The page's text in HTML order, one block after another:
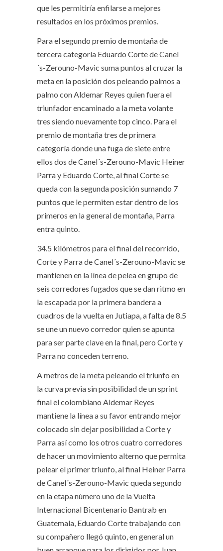
que les permitiría enfilarse a mejores
resultados en los próximos premios.
Para el segundo premio de montaña de
tercera categoría Eduardo Corte de Canel
´s-Zerouno-Mavic suma puntos al cruzar la
meta en la posición dos peleando palmos a
palmo con Aldemar Reyes quien fuera el
triunfador encaminado a la meta volante
tres siendo nuevamente top cinco. Para el
premio de montaña tres de primera
categoría donde una fuga de siete entre
ellos dos de Canel´s-Zerouno-Mavic Heiner
Parra y Eduardo Corte, al final Corte se
queda con la segunda posición sumando 7
puntos que le permiten estar dentro de los
primeros en la general de montaña, Parra
entra quinto.
34.5 kilómetros para el final del recorrido,
Corte y Parra de Canel´s-Zerouno-Mavic se
mantienen en la línea de pelea en grupo de
seis corredores fugados que se dan ritmo en
la escapada por la primera bandera a
cuadros de la vuelta en Jutiapa, a falta de 8.5
se une un nuevo corredor quien se apunta
para ser parte clave en la final, pero Corte y
Parra no conceden terreno.
A metros de la meta peleando el triunfo en
la curva previa sin posibilidad de un sprint
final el colombiano Aldemar Reyes
mantiene la línea a su favor entrando mejor
colocado sin dejar posibilidad a Corte y
Parra así como los otros cuatro corredores
de hacer un movimiento alterno que permita
pelear el primer triunfo, al final Heiner Parra
de Canel´s-Zerouno-Mavic queda segundo
en la etapa número uno de la Vuelta
Internacional Bicentenario Bantrab en
Guatemala, Eduardo Corte trabajando con
su compañero llegó quinto, en general un